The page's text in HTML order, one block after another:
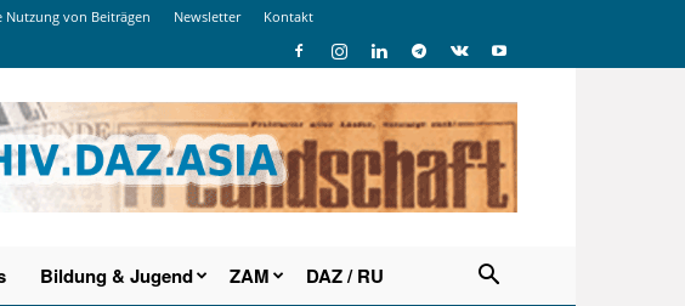
von Beiträgen Newsletter Kontakt
Bildung & Jugend ZAM DAZ / RU